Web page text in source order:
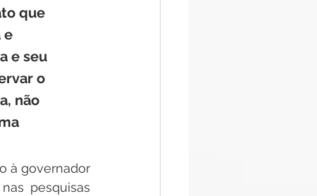
que
e
e seu
o
não
à governador
pesquisas